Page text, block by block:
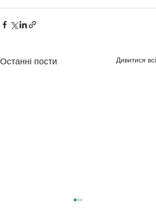
Останні пости Дивитися всі